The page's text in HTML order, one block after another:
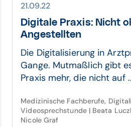
21.09.22
Digitale Praxis: Nicht
Angestellten
Die Digitalisierung in
Gange. Mutmaßlich gibt
Praxis mehr, die nicht auf
Medizinische Fachberufe,
Videosprechstunde | Beata
Nicole Graf